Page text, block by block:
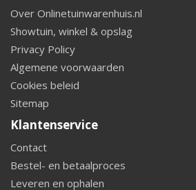
Over Onlinetuinwarenhuis.nl
Showtuin, winkel & opslag
Privacy Policy
Algemene voorwaarden
Cookies beleid
Sitemap
Klantenservice
Contact
Bestel- en betaalproces
Leveren en ophalen